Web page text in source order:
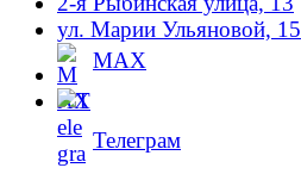
ул. Марии Ульяновой, 15
MAX
Телеграм